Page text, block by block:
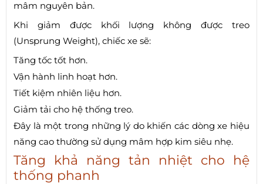
mâm nguyên bản.
Khi giảm được khối lượng không được treo
(Unsprung Weight), chiếc xe sẽ:
Tăng tốc tốt hơn.
Vận hành linh hoạt hơn.
Tiết kiệm nhiên liệu hơn.
Giảm tải cho hệ thống treo.
Đây là một trong những lý do khiến các dòng xe hiệu
năng cao thường sử dụng mâm hợp kim siêu nhẹ.
Tăng khả năng tản nhiệt cho hệ
thống phanh